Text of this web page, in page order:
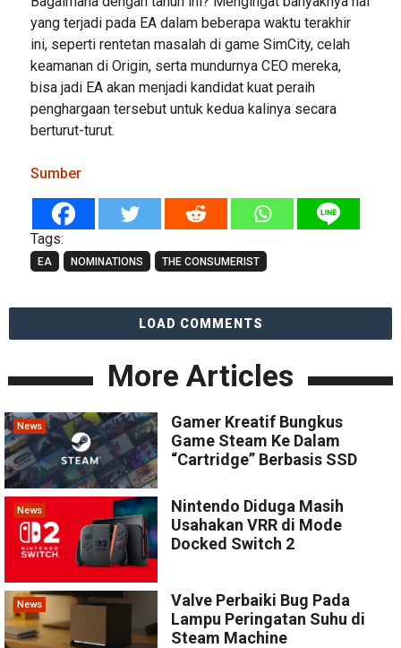
yang terjadi pada EA dalam beberapa waktu terakhir
ini, seperti rentetan masalah di game SimCity, celah
keamanan di Origin, serta mundurnya CEO mereka,
bisa jadi EA akan menjadi kandidat kuat peraih
penghargaan tersebut untuk kedua kalinya secara
berturut-turut.
Sumber
Tags:
EA NOMINATIONS THE CONSUMERIST
LOAD COMMENTS
More Articles
News
Gamer Kreatif Bungkus
Game Steam Ke Dalam
“Cartridge” Berbasis SSD
News
Nintendo Diduga Masih
Usahakan VRR di Mode
Docked Switch 2
News
Valve Perbaiki Bug Pada
Lampu Peringatan Suhu di
Steam Machine